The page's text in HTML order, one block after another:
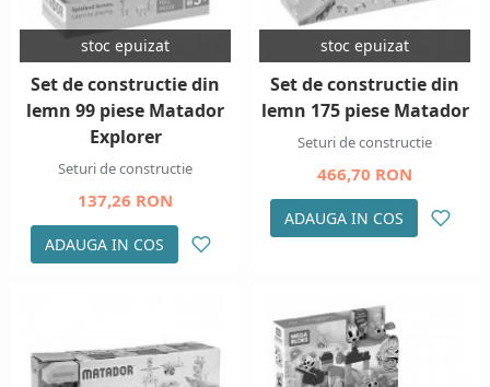
stoc epuizat
Set de constructie din
lemn 99 piese Matador
Explorer
Seturi de constructie
137,26 RON
ADAUGA IN COS
stoc epuizat
Set de constructie din
lemn 175 piese Matador
Seturi de constructie
466,70 RON
ADAUGA IN COS